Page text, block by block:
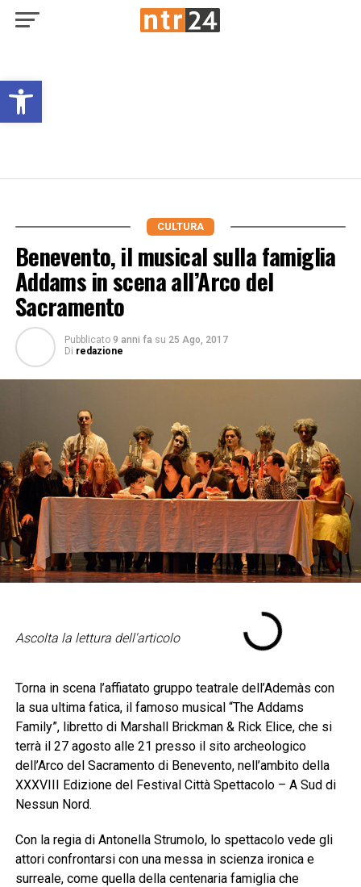
Open toolbar
CULTURA
Benevento, il musical sulla famiglia
Addams in scena all’Arco del
Sacramento
Pubblicato 9 anni fa su 25 Ago, 2017
Di redazione
Ascolta la lettura dell'articolo
Torna in scena l’affiatato gruppo teatrale dell’Ademàs con
la sua ultima fatica, il famoso musical “The Addams
Family”, libretto di Marshall Brickman & Rick Elice, che si
terrà il 27 agosto alle 21 presso il sito archeologico
dell’Arco del Sacramento di Benevento, nell’ambito della
XXXVIII Edizione del Festival Città Spettacolo – A Sud di
Nessun Nord.
Con la regia di Antonella Strumolo, lo spettacolo vede gli
attori confrontarsi con una messa in scienza ironica e
surreale, come quella della centenaria famiglia che